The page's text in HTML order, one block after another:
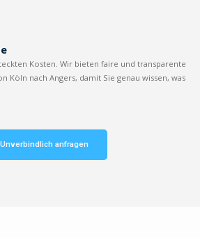
Kosten. Wir bieten faire und transparente
Köln nach Angers, damit Sie genau wissen, was
Unverbindlich anfragen